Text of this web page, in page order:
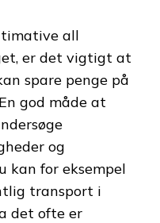
all
er det vigtigt at
spare penge på
god måde at
og
kan for eksempel
transport i
det ofte er